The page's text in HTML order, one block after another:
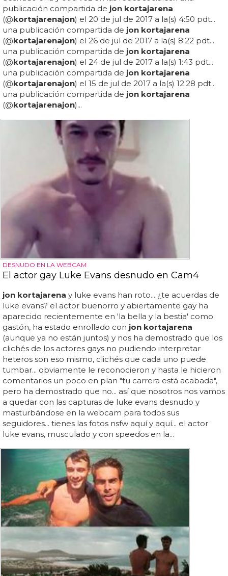
publicación compartida de jon kortajarena
(@kortajarenajon) el 20 de jul de 2017 a la(s) 4:50 pdt...
una publicación compartida de jon kortajarena
(@kortajarenajon) el 26 de jul de 2017 a la(s) 8:22 pdt...
una publicación compartida de jon kortajarena
(@kortajarenajon) el 24 de jul de 2017 a la(s) 1:43 pdt...
una publicación compartida de jon kortajarena
(@kortajarenajon) el 15 de jul de 2017 a la(s) 12:28 pdt...
una publicación compartida de jon kortajarena
(@kortajarenajon)...
DESNUDO EN LA WEBCAM
El actor gay Luke Evans desnudo en Cam4
jon kortajarena y luke evans han roto... ¿te acuerdas de
luke evans? el actor buenorro y abiertamente gay ha
aparecido recientemente en 'la bella y la bestia' como
gastón, ha estado enrollado con jon kortajarena
(aunque ya no están juntos) y nos ha demostrado que los
clichés de los actores gays no pudiendo interpretar
heteros son eso mismo, clichés que cada uno puede
tumbar... obviamente le reconocieron y hasta le hicieron
comentarios un poco en plan "tu carrera está acabada",
pero ha demostrado que no... así que nosotros nos vamos
a quedar con las capturas de luke evans desnudo y
masturbándose en la webcam para todos sus
seguidores... tienes las fotos nsfw aquí y aquí... el actor
luke evans, musculado y con speedos en la...